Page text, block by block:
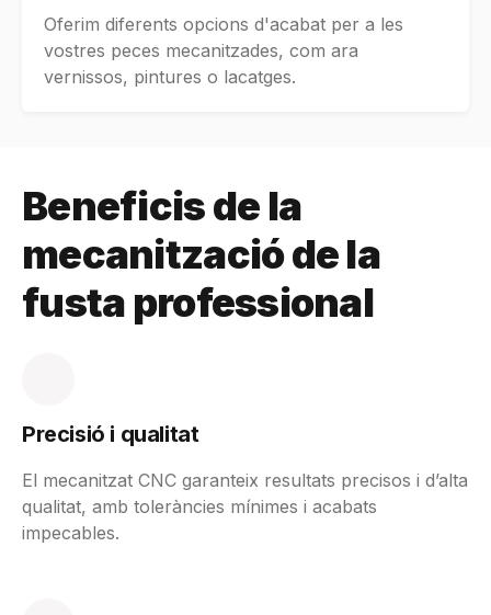
Oferim diferents opcions d'acabat per a les
vostres peces mecanitzades, com ara
vernissos, pintures o lacatges.
Beneficis de la
mecanització de la
fusta professional
Precisió i qualitat
El mecanitzat CNC garanteix resultats precisos i d’alta
qualitat, amb toleràncies mínimes i acabats
impecables.